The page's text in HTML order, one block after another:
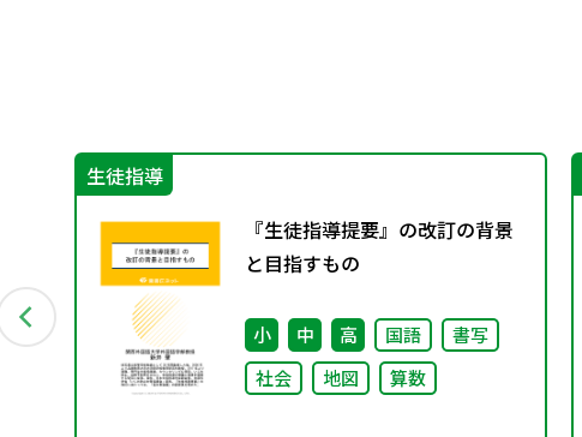
生徒指導
『生徒指導提要』の改訂の背景
と目指すもの
小 中 高 国語
書写
社会
地図 算数